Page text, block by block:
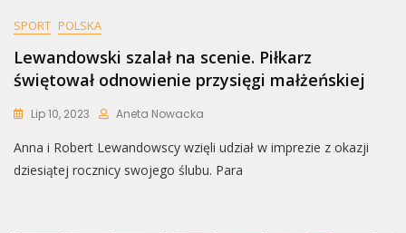
SPORT POLSKA
Lewandowski szalał na scenie. Piłkarz
świętował odnowienie przysięgi małżeńskiej
Lip 10, 2023 Aneta Nowacka
Anna i Robert Lewandowscy wzięli udział w imprezie z okazji
dziesiątej rocznicy swojego ślubu. Para